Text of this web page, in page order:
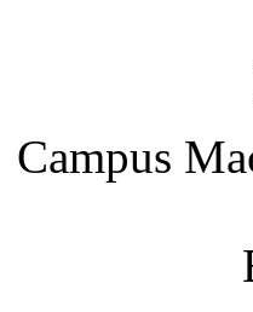
Campus